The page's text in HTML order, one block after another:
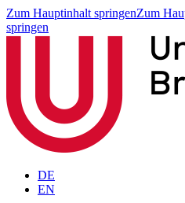
Zum Hauptinhalt springenZum
springen
DE
EN